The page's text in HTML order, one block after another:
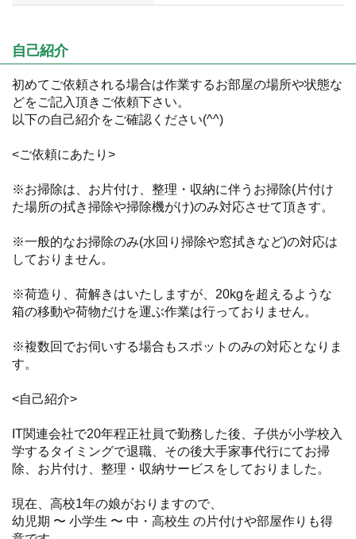
自己紹介
初めてご依頼される場合は作業するお部屋の場所や状態な
どをご記入頂きご依頼下さい。
以下の自己紹介をご確認ください(^^)
<ご依頼にあたり>
※お掃除は、お片付け、整理・収納に伴うお掃除(片付け
た場所の拭き掃除や掃除機がけ)のみ対応させて頂きす。
※一般的なお掃除のみ(水回り掃除や窓拭きなど)の対応は
しておりません。
※荷造り、荷解きはいたしますが、20kgを超えるような
箱の移動や荷物だけを運ぶ作業は行っておりません。
※複数回でお伺いする場合もスポットのみの対応となりま
す。
<自己紹介>
IT関連会社で20年程正社員で勤務した後、子供が小学校入
学するタイミングで退職、その後大手家事代行にてお掃
除、お片付け、整理・収納サービスをしておりました。
現在、高校1年の娘がおりますので、
幼児期 〜 小学生 〜 中・高校生 の片付けや部屋作りも得